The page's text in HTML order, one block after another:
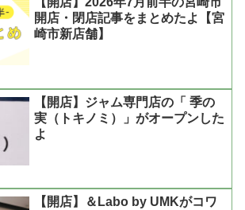
開店・閉店記事をまとめたよ【宮
崎市新店舗】
【開店】ジャム専門店の「 季の
実（トキノミ）」がオープンした
よ
【開店】＆Labo by UMKがコワ